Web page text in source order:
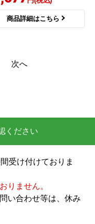
ソニック
ード：VL-SE35KLA-KJ
込
ください